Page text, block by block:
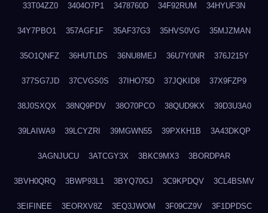
33T04ZZ0 3404O7P1 3478760D 34F92RUM 34HYUF3N
34Y7PBO1 357AGF1F 35AF37G3 35HVS0VG 35MJZMAN
35O1QNFZ 36HUTLDS 36NU8MEJ 36U7Y0NR 376J215Y
377SG7JD 37CVGS0S 37IHO75D 37JQKID8 37X9FZP9
38J0SXQX 38NQ9PDV 38O70PCO 38QUD9KX 39D3U3A0
39LAIWA9 39LCYZRI 39MGWN55 39PXKH1B 3A43DKQP
3AGNJUCU 3ATCGY3X 3BKC9MX3 3BORDPAR
3BVH0QRQ 3BWP93L1 3BYQ70GJ 3C9KPDQV 3CL4BSMV
3EIFINEE 3EORXV8Z 3EQ3JWOM 3F09CZ9V 3F1DPDSC